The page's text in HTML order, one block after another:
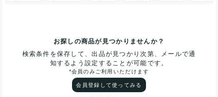
お探しの商品が見つかりませんか？
検索条件を保存して、出品が見つかり次第、メールで通
知するよう設定することが可能です。
*会員のみご利用いただけます
会員登録して使ってみる